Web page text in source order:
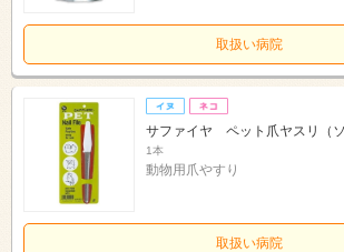
取扱い病院
サファイヤ ペット爪ヤスリ（ソ
1本
動物用爪やすり
取扱い病院